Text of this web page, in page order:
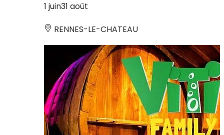
1 juin31 août
RENNES-LE-CHATEAU